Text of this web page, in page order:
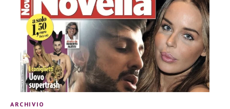
ARCHIVIO